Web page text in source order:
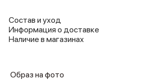
Состав и уход
Информация о доставке
Наличие в магазинах
Образ на фото